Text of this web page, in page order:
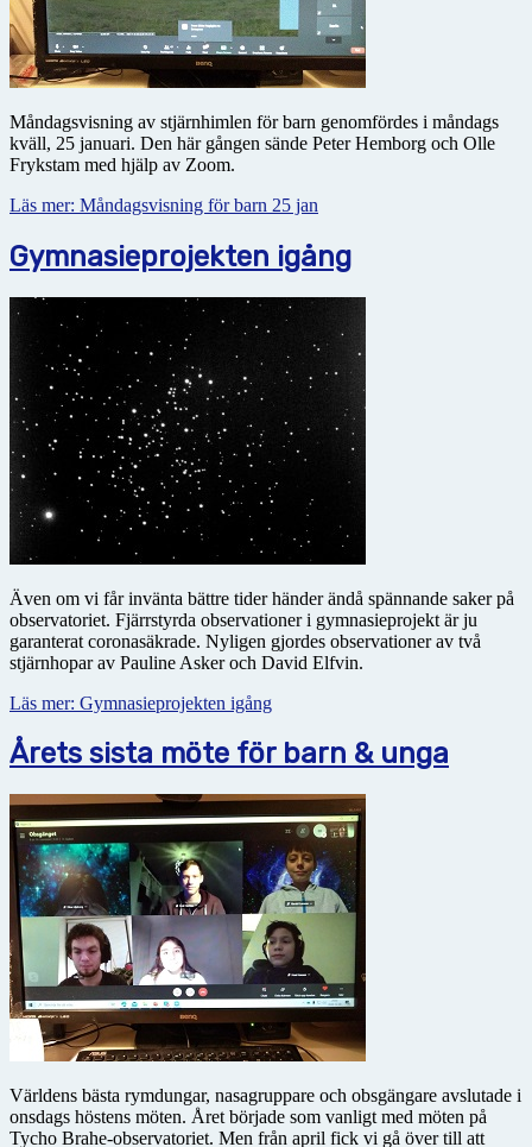
Måndagsvisning av stjärnhimlen för barn genomfördes i måndags
kväll, 25 januari. Den här gången sände Peter Hemborg och Olle
Frykstam med hjälp av Zoom.
Läs mer: Måndagsvisning för barn 25 jan
Gymnasieprojekten igång
Även om vi får invänta bättre tider händer ändå spännande saker på
observatoriet. Fjärrstyrda observationer i gymnasieprojekt är ju
garanterat coronasäkrade. Nyligen gjordes observationer av två
stjärnhopar av Pauline Asker och David Elfvin.
Läs mer: Gymnasieprojekten igång
Årets sista möte för barn & unga
Världens bästa rymdungar, nasagruppare och obsgängare avslutade i
onsdags höstens möten. Året började som vanligt med möten på
Tycho Brahe-observatoriet. Men från april fick vi gå över till att